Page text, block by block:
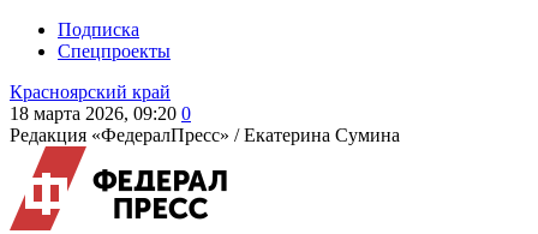
Подписка
Спецпроекты
Красноярский край
18 марта 2026, 09:20 0
Редакция «ФедералПресс» /Екатерина Сумина